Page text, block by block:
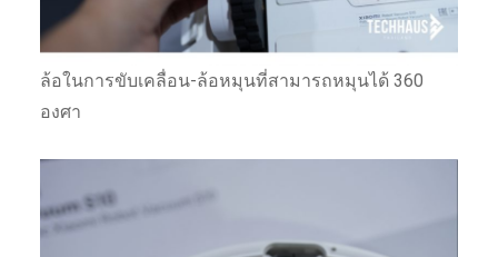
ล้อในการขับเคลื่อน-ล้อหมุนที่สามารถหมุนได้ 360
องศา